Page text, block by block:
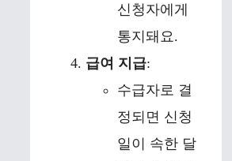
신청자에게
통지돼요.
급여 지급:
수급자로 결
정되면 신청
일이 속한 달